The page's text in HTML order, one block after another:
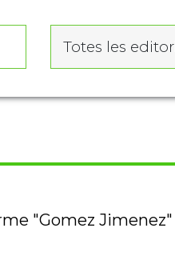
Totes les
"Gomez Jimenez"